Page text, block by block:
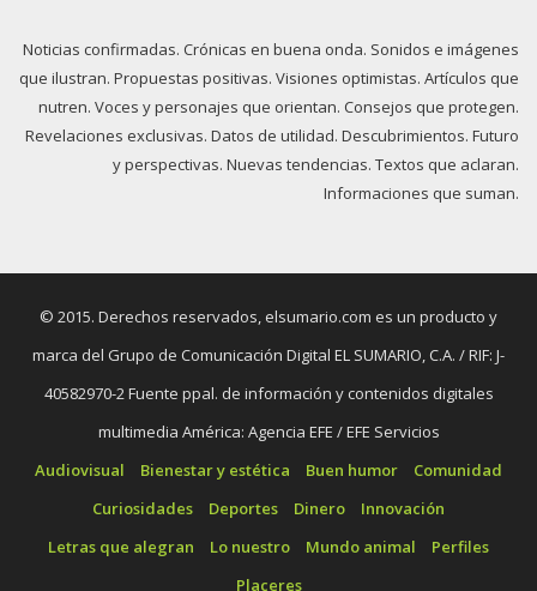
Noticias confirmadas. Crónicas en buena onda. Sonidos e imágenes
que ilustran. Propuestas positivas. Visiones optimistas. Artículos que
nutren. Voces y personajes que orientan. Consejos que protegen.
Revelaciones exclusivas. Datos de utilidad. Descubrimientos. Futuro
y perspectivas. Nuevas tendencias. Textos que aclaran.
Informaciones que suman.
© 2015. Derechos reservados, elsumario.com es un producto y
marca del Grupo de Comunicación Digital EL SUMARIO, C.A. / RIF: J-
40582970-2 Fuente ppal. de información y contenidos digitales
multimedia América: Agencia EFE / EFE Servicios
Audiovisual
Bienestar y estética Buen humor
Comunidad
Curiosidades
Deportes Dinero
Innovación
Letras que alegran
Lo nuestro Mundo animal
Perfiles
Placeres